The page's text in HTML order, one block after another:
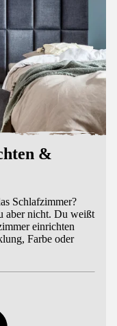
&
Schlafzimmer?
aber nicht. Du weißt
einrichten
Farbe oder